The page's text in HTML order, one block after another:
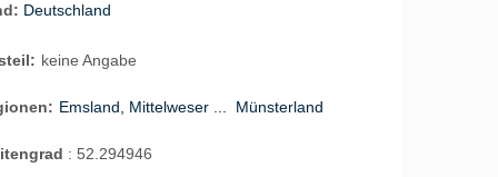
Deutschland
keine Angabe
Emsland, Mittelweser ... Münsterland
:52.294946